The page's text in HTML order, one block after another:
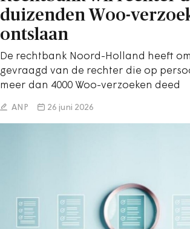
duizenden Woo-
ontslaan
De rechtbank Noord-Holland heeft
gevraagd van de rechter die op
meer dan 4000 Woo-verzoeken deed
ANP 26 juni 2026